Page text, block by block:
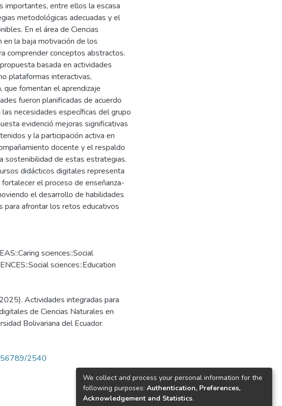
importantes, entre ellos la escasa
metodológicas adecuadas y el
En el área de Ciencias
la baja motivación de los
comprender conceptos abstractos.
basada en actividades
plataformas interactivas,
que fomentan el aprendizaje
fueron planificadas de acuerdo
necesidades específicas del grupo
evidenció mejoras significativas
y la participación activa en
docente y el respaldo
sostenibilidad de estas estrategias.
didácticos digitales representa
el proceso de enseñanza-
el desarrollo de habilidades
para afrontar los retos educativos
sciences::Social
sciences::Education
Actividades integradas para
de Ciencias Naturales en
Bolivariana del Ecuador.
2540
We collect and process your personal information for the
following purposes: Authentication, Preferences,
Acknowledgement and Statistics.